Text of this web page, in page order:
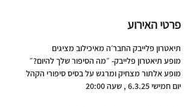
פרטי האירוע
תיאטרון פלייבק החבר׳ה מאיכילוב מציגים
מופע תיאטרון פלייבק- ״מה הסיפור שלך להיום?״
מופע אלתור מצחיק ומרגש על בסיס סיפורי הקהל
יום חמישי 6.3.25 , שעה 20:00